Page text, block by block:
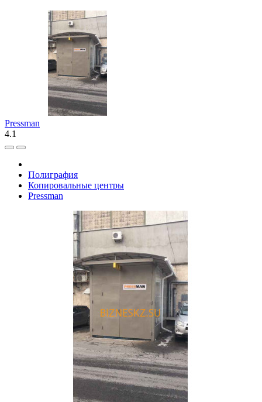
Pressman
4.1
Полиграфия
Копировальные центры
Pressman